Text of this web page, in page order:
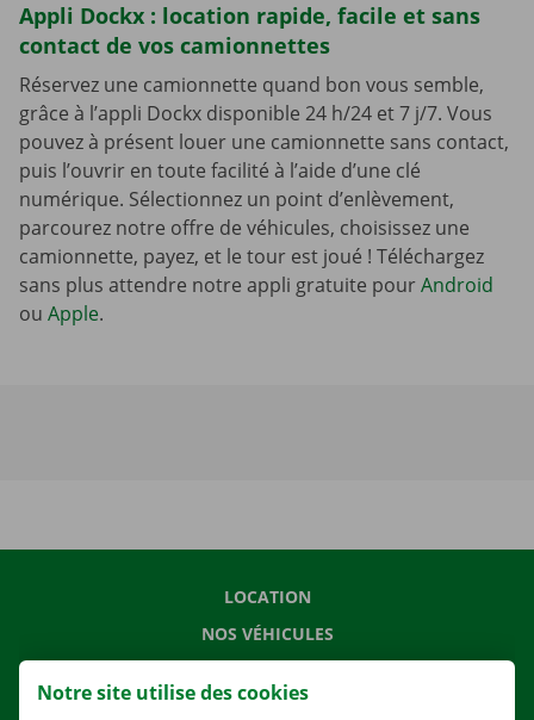
Appli Dockx : location rapide, facile et sans
contact de vos camionnettes
Réservez une camionnette quand bon vous semble,
grâce à l’appli Dockx disponible 24 h/24 et 7 j/7. Vous
pouvez à présent louer une camionnette sans contact,
puis l’ouvrir en toute facilité à l’aide d’une clé
numérique. Sélectionnez un point d’enlèvement,
parcourez notre offre de véhicules, choisissez une
camionnette, payez, et le tour est joué ! Téléchargez
sans plus attendre notre appli gratuite pourAndroid
ou Apple.
LOCATION
NOS VÉHICULES
AGENCES
Notre site utilise des cookies